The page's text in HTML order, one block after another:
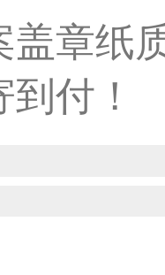
盖章纸
付！